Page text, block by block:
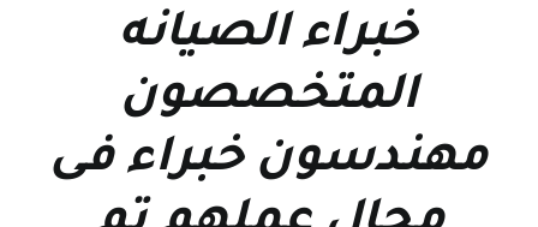
خبراء الصيانه
المتخصصون
مهندسون خبراء فى